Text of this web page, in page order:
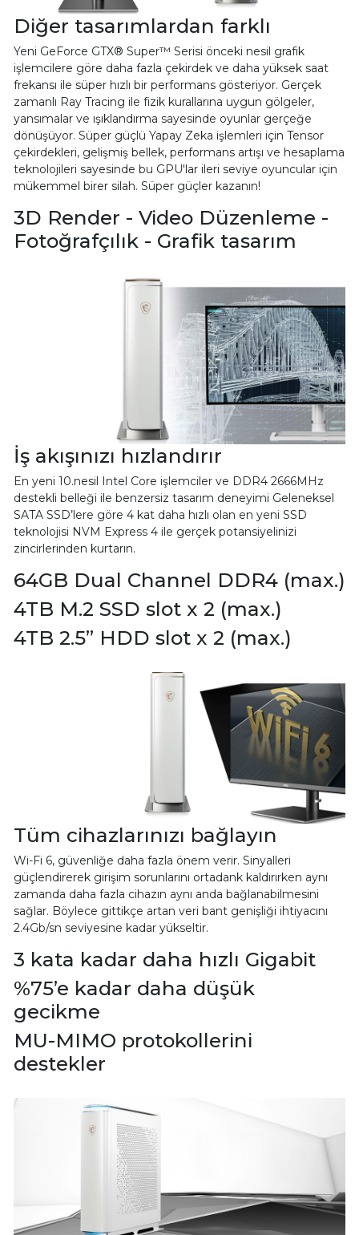
Diğer tasarımlardan farklı
Yeni GeForce GTX® Super™ Serisi önceki nesil grafik
işlemcilere göre daha fazla çekirdek ve daha yüksek saat
frekansı ile süper hızlı bir performans gösteriyor. Gerçek
zamanlı Ray Tracing ile fizik kurallarına uygun gölgeler,
yansımalar ve ışıklandırma sayesinde oyunlar gerçeğe
dönüşüyor. Süper güçlü Yapay Zeka işlemleri için Tensor
çekirdekleri, gelişmiş bellek, performans artışı ve hesaplama
teknolojileri sayesinde bu GPU'lar ileri seviye oyuncular için
mükemmel birer silah. Süper güçler kazanın!
3D Render - Video Düzenleme -
Fotoğrafçılık - Grafik tasarım
İş akışınızı hızlandırır
En yeni 10.nesil Intel Core işlemciler ve DDR4 2666MHz
destekli belleği ile benzersiz tasarım deneyimi Geleneksel
SATA SSD’lere göre 4 kat daha hızlı olan en yeni SSD
teknolojisi NVM Express 4 ile gerçek potansiyelinizi
zincirlerinden kurtarın.
64GB Dual Channel DDR4 (max.)
4TB M.2 SSD slot x 2 (max.)
4TB 2.5” HDD slot x 2 (max.)
Tüm cihazlarınızı bağlayın
Wi-Fi 6, güvenliğe daha fazla önem verir. Sinyalleri
güçlendirerek girişim sorunlarını ortadank kaldırırken aynı
zamanda daha fazla cihazın aynı anda bağlanabilmesini
sağlar. Böylece gittikçe artan veri bant genişliği ihtiyacını
2.4Gb/sn seviyesine kadar yükseltir.
3 kata kadar daha hızlı Gigabit
%75’e kadar daha düşük
gecikme
MU-MIMO protokollerini
destekler